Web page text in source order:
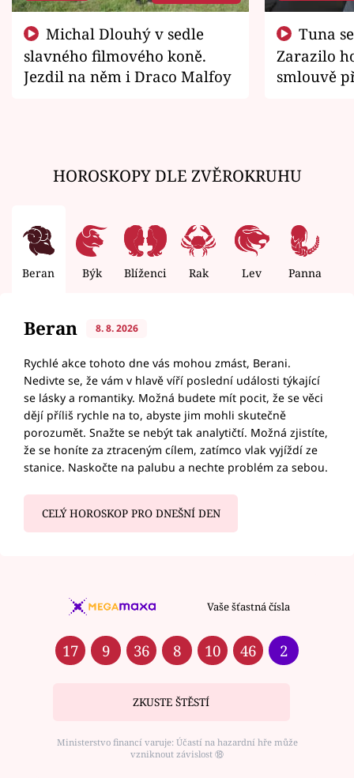
slavného filmového koně.
Jezdil na něm i Draco Malfoy
Zarazilo
smlouvě
HOROSKOPY DLE ZVĚROKRUHU
Beran Býk Blíženci Rak Lev Panna
Beran 8. 8. 2026
Rychlé akce tohoto dne vás mohou zmást, Berani.
Nedivte se, že vám v hlavě víří poslední události týkající
se lásky a romantiky. Možná budete mít pocit, že se věci
dějí příliš rychle na to, abyste jim mohli skutečně
porozumět. Snažte se nebýt tak analytičtí. Možná zjistíte,
že se honíte za ztraceným cílem, zatímco vlak vyjíždí ze
stanice. Naskočte na palubu a nechte problém za sebou.
CELÝ HOROSKOP PRO DNEŠNÍ DEN
Vaše šťastná čísla
17 9 36 8 10 46 2
ZKUSTE ŠTĚSTÍ
Ministerstvo financí varuje: Účastí na hazardní hře může
vzniknout závislost ⑱